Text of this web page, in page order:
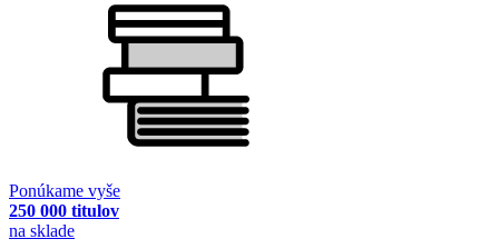
Ponúkame vyše
250 000 titulov
na sklade